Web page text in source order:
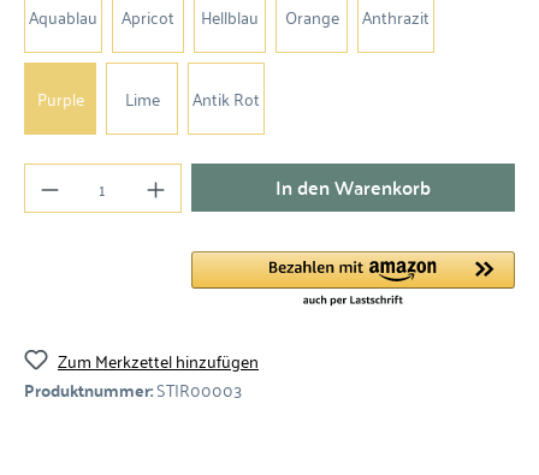
Aquablau Apricot Hellblau Orange Anthrazit
Purple Lime Antik Rot
In den Warenkorb
Zum Merkzettel hinzufügen
Produktnummer:STIR00003